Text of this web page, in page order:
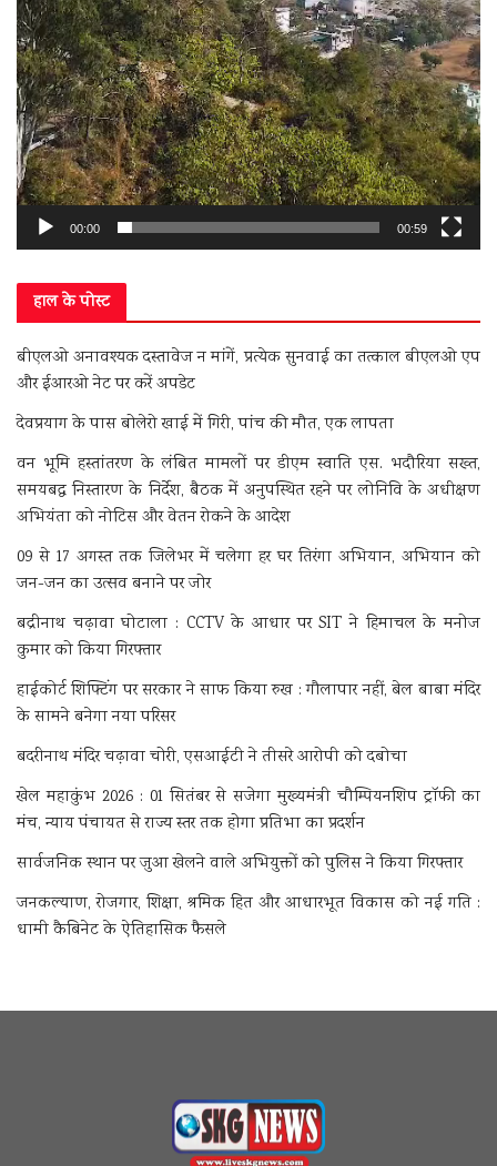
00:00 00:59
हाल के पोस्ट
बीएलओ अनावश्यक दस्तावेज न मांगें, प्रत्येक सुनवाई का तत्काल बीएलओ एप
और ईआरओ नेट पर करें अपडेट
देवप्रयाग के पास बोलेरो खाई में गिरी, पांच की मौत, एक लापता
वन भूमि हस्तांतरण के लंबित मामलों पर डीएम स्वाति एस. भदौरिया सख्त,
समयबद्ध निस्तारण के निर्देश, बैठक में अनुपस्थित रहने पर लोनिवि के अधीक्षण
अभियंता को नोटिस और वेतन रोकने के आदेश
09 से 17 अगस्त तक जिलेभर में चलेगा हर घर तिरंगा अभियान, अभियान को
जन-जन का उत्सव बनाने पर जोर
बद्रीनाथ चढ़ावा घोटाला : CCTV के आधार पर SIT ने हिमाचल के मनोज
कुमार को किया गिरफ्तार
हाईकोर्ट शिफ्टिंग पर सरकार ने साफ किया रुख : गौलापार नहीं, बेल बाबा मंदिर
के सामने बनेगा नया परिसर
बदरीनाथ मंदिर चढ़ावा चोरी, एसआईटी ने तीसरे आरोपी को दबोचा
खेल महाकुंभ 2026 : 01 सितंबर से सजेगा मुख्यमंत्री चौम्पियनशिप ट्रॉफी का
मंच, न्याय पंचायत से राज्य स्तर तक होगा प्रतिभा का प्रदर्शन
सार्वजनिक स्थान पर जुआ खेलने वाले अभियुक्तों को पुलिस ने किया गिरफ्तार
जनकल्याण, रोजगार, शिक्षा, श्रमिक हित और आधारभूत विकास को नई गति :
धामी कैबिनेट के ऐतिहासिक फैसले